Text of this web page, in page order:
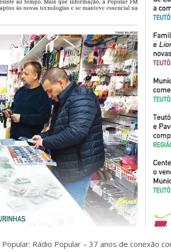
Rádio Popular – 37 anos de conexão